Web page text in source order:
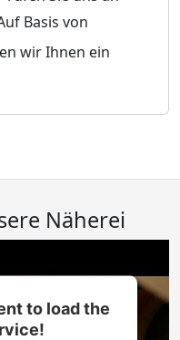
Basis von
wir Ihnen ein
Näherei
to load the